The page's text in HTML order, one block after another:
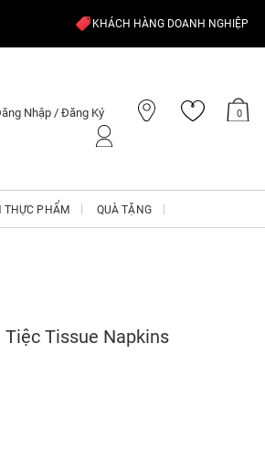
KHÁCH HÀNG DOANH NGHIỆP
Nhập / Đăng Ký 0
THỰC PHẨM QUÀ TẶNG
Tiệc Tissue Napkins